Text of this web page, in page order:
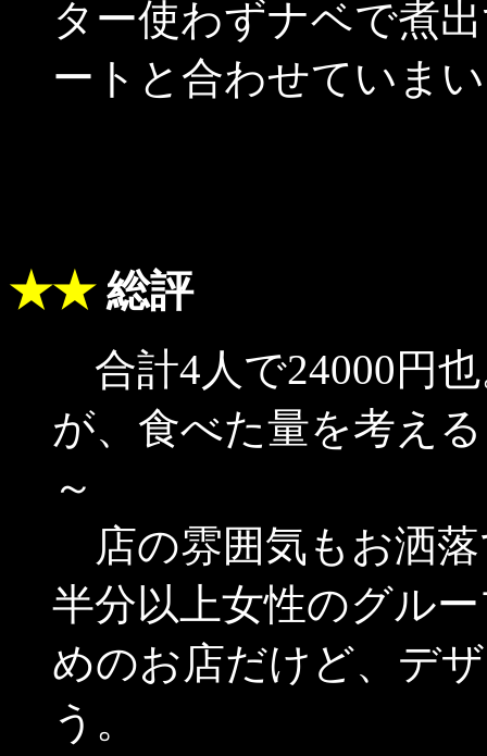
ター使わずナベで煮
ートと合わせていま
★★総評
合計4人で24000円
が、食べた量を考え
～
店の雰囲気もお洒
半分以上女性のグル
めのお店だけど、デ
う。